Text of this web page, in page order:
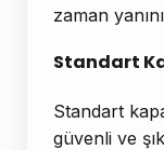
zaman
Standart
Standart
güvenli ve